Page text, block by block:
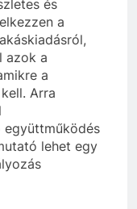
és
a
azok a
a
Arra
együttműködés
lehet egy